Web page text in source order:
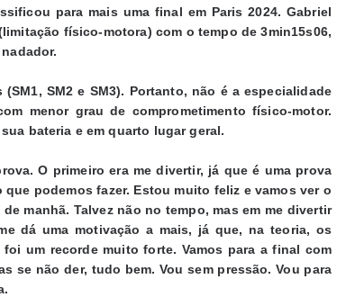
para mais uma final em Paris 2024. Gabriel
físico-motora) com o tempo de 3min15s06,
SM2 e SM3). Portanto, não é a especialidade
menor grau de comprometimento físico-motor.
bateria e em quarto lugar geral.
O primeiro era me divertir, já que é uma prova
podemos fazer. Estou muito feliz e vamos ver o
manhã. Talvez não no tempo, mas em me divertir
dá uma motivação a mais, já que, na teoria, os
um recorde muito forte. Vamos para a final com
se não der, tudo bem. Vou sem pressão. Vou para